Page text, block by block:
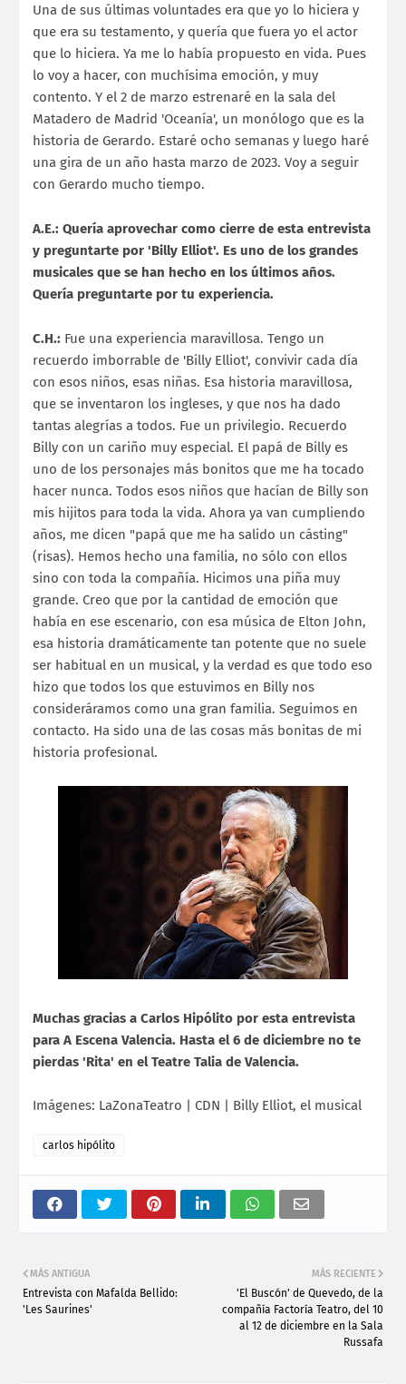
Una de sus últimas voluntades era que yo lo hiciera y
que era su testamento, y quería que fuera yo el actor
que lo hiciera. Ya me lo había propuesto en vida. Pues
lo voy a hacer, con muchísima emoción, y muy
contento. Y el 2 de marzo estrenaré en la sala del
Matadero de Madrid 'Oceanía', un monólogo que es la
historia de Gerardo. Estaré ocho semanas y luego haré
una gira de un año hasta marzo de 2023. Voy a seguir
con Gerardo mucho tiempo.
A.E.: Quería aprovechar como cierre de esta entrevista
y preguntarte por 'Billy Elliot'. Es uno de los grandes
musicales que se han hecho en los últimos años.
Quería preguntarte por tu experiencia.
C.H.: Fue una experiencia maravillosa. Tengo un
recuerdo imborrable de 'Billy Elliot', convivir cada día
con esos niños, esas niñas. Esa historia maravillosa,
que se inventaron los ingleses, y que nos ha dado
tantas alegrías a todos. Fue un privilegio. Recuerdo
Billy con un cariño muy especial. El papá de Billy es
uno de los personajes más bonitos que me ha tocado
hacer nunca. Todos esos niños que hacían de Billy son
mis hijitos para toda la vida. Ahora ya van cumpliendo
años, me dicen "papá que me ha salido un cásting"
(risas). Hemos hecho una familia, no sólo con ellos
sino con toda la compañía. Hicimos una piña muy
grande. Creo que por la cantidad de emoción que
había en ese escenario, con esa música de Elton John,
esa historia dramáticamente tan potente que no suele
ser habitual en un musical, y la verdad es que todo eso
hizo que todos los que estuvimos en Billy nos
consideráramos como una gran familia. Seguimos en
contacto. Ha sido una de las cosas más bonitas de mi
historia profesional.
Muchas gracias a Carlos Hipólito por esta entrevista
para A Escena Valencia. Hasta el 6 de diciembre no te
pierdas 'Rita' en el Teatre Talia de Valencia.
Imágenes: LaZonaTeatro | CDN | Billy Elliot, el musical
carlos hipólito
MÁS RECIENTE
'El Buscón' de Quevedo, de la
compañía Factoría Teatro, del 10
al 12 de diciembre en la Sala
Russafa
MÁS ANTIGUA
Entrevista con Mafalda Bellido:
'Les Saurines'